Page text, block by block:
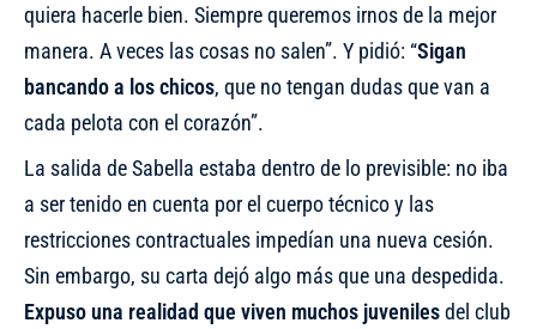
quiera hacerle bien. Siempre queremos irnos de la mejor
manera. A veces las cosas no salen”. Y pidió: “Sigan
bancando a los chicos, que no tengan dudas que van a
cada pelota con el corazón”.
La salida de Sabella estaba dentro de lo previsible: no iba
a ser tenido en cuenta por el cuerpo técnico y las
restricciones contractuales impedían una nueva cesión.
Sin embargo, su carta dejó algo más que una despedida.
Expuso una realidad que viven muchos juvenilesdel club